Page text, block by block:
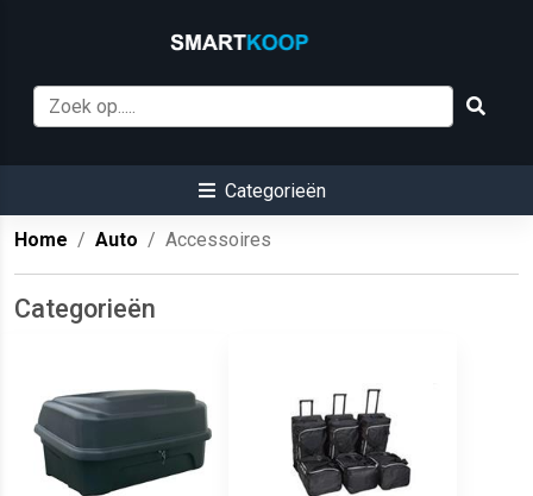
Categorieën
Home Auto Accessoires
Categorieën